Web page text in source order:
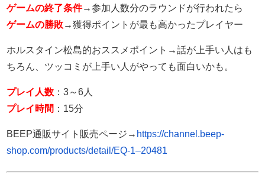
ゲームの終了条件→参加人数分のラウンドが行われたら
ゲームの勝敗→獲得ポイントが最も高かったプレイヤー
ホルスタイン松島的おススメポイント→話が上手い人はも
ちろん、ツッコミが上手い人がやっても面白いかも。
プレイ人数 ：3～6人
プレイ時間 ：15分
BEEP通販サイト販売ページ→ https://channel.beep-
shop.com/products/detail/EQ-1–20481